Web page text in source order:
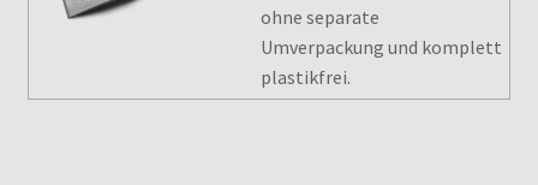
ohne separate
Umverpackung und komplett
plastikfrei.